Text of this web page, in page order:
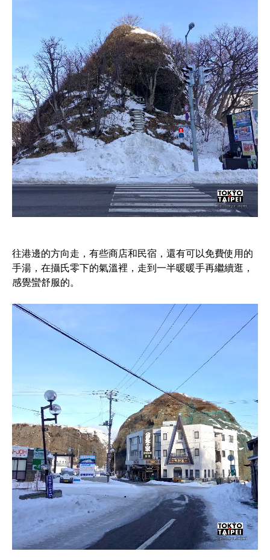
往港邊的方向走，有些商店和民宿，還有可以免費使用的
手湯，在攝氏零下的氣溫裡，走到一半暖暖手再繼續逛，
感覺蠻舒服的。